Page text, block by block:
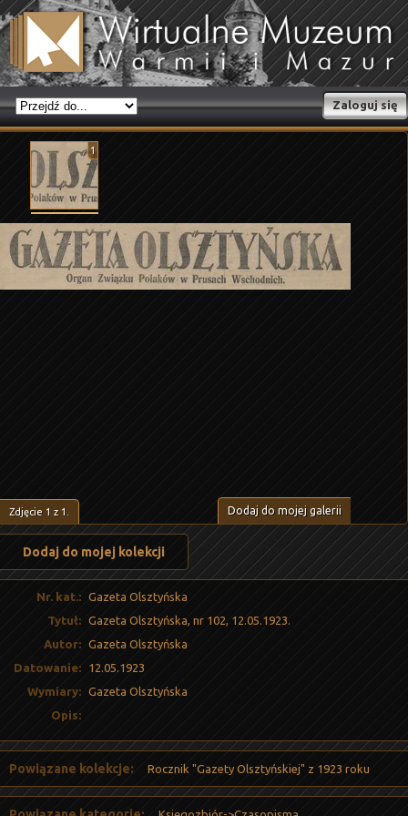
Zaloguj się
1
Dodaj do mojej galerii
Zdjęcie 1 z 1
Dodaj do mojej kolekcji
Nr. kat.: Gazeta Olsztyńska
Tytuł: Gazeta Olsztyńska, nr 102, 12.05.1923.
Autor: Gazeta Olsztyńska
Datowanie:
12.05.1923
Wymiary: Gazeta Olsztyńska
Opis:
Powiązane kolekcje: Rocznik "Gazety Olsztyńskiej" z 1923 roku